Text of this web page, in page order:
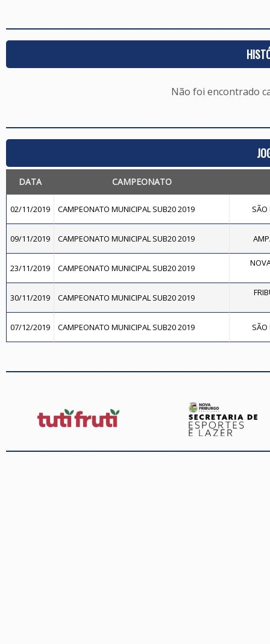
Não foi encontrado
DATA CAMPEONATO
02/11/2019 CAMPEONATO MUNICIPAL SUB20 2019 SÃO
09/11/2019 CAMPEONATO MUNICIPAL SUB20 2019
23/11/2019 CAMPEONATO MUNICIPAL SUB20 2019
30/11/2019 CAMPEONATO MUNICIPAL SUB20 2019
07/12/2019 CAMPEONATO MUNICIPAL SUB20 2019 SÃO